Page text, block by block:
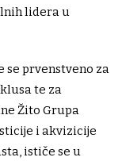
lidera u
se prvenstveno za
te za
Žito Grupa
i akvizicije
ističe se u